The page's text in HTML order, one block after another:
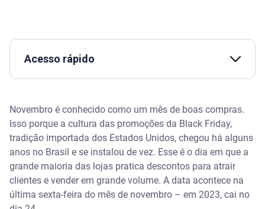
Acesso rápido
Os melhores produtos para comprar na Black
Friday
Monitore seus dados e saiba mais sobre golpes e
fraudes
Novembro é conhecido como um mês de boas compras.
Isso porque a cultura das promoções da Black Friday,
tradição importada dos Estados Unidos, chegou há alguns
anos no Brasil e se instalou de vez. Esse é o dia em que a
grande maioria das lojas pratica descontos para atrair
clientes e vender em grande volume. A data acontece na
última sexta-feira do mês de novembro – em 2023, cai no